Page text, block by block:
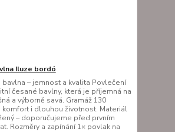
Iluze bordó
bavlna – jemnost a kvalita Povlečení
česané bavlny, která je příjemná na
a výborně savá. Gramáž 130
komfort i dlouhou životnost. Materiál
– doporučujeme před prvním
Rozměry a zapínání 1× povlak na